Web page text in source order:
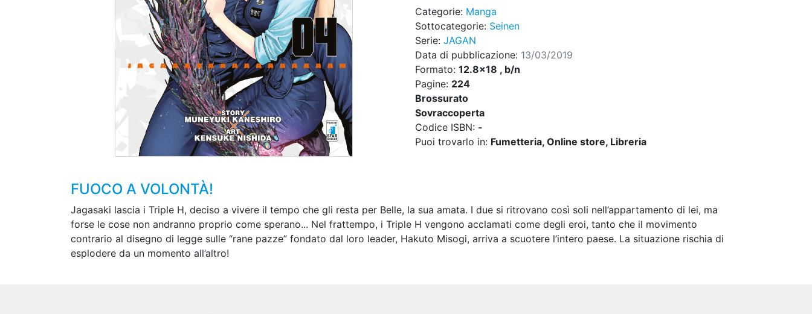
Categorie: Manga
Sottocategorie: Seinen
Serie: JAGAN
Data di pubblicazione: 13/03/2019
Formato: 12.8x18 , b/n
Pagine: 224
Brossurato
Sovraccoperta
Codice ISBN: -
Puoi trovarlo in: Fumetteria, Online store, Libreria
FUOCO A VOLONTÀ!
Jagasaki lascia i Triple H, deciso a vivere il tempo che gli resta per Belle, la sua amata. I due si ritrovano così soli nell’appartamento di lei, ma
forse le cose non andranno proprio come sperano... Nel frattempo, i Triple H vengono acclamati come degli eroi, tanto che il movimento
contrario al disegno di legge sulle “rane pazze” fondato dal loro leader, Hakuto Misogi, arriva a scuotere l’intero paese. La situazione rischia di
esplodere da un momento all’altro!